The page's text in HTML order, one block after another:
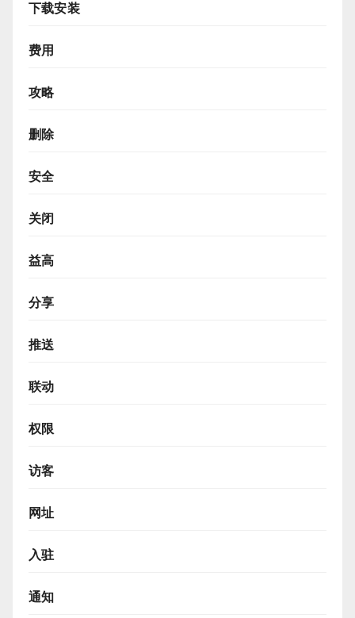
下载安装
费用
攻略
删除
安全
关闭
益高
分享
推送
联动
权限
访客
网址
入驻
通知